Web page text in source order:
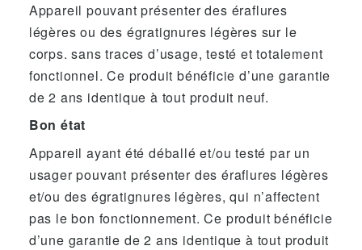
Appareil pouvant présenter des éraflures
légères ou des égratignures légères sur le
corps. sans traces d’usage, testé et totalement
fonctionnel. Ce produit bénéficie d’une garantie
de 2 ans identique à tout produit neuf.
Bon état
Appareil ayant été déballé et/ou testé par un
usager pouvant présenter des éraflures légères
et/ou des égratignures légères, qui n’affectent
pas le bon fonctionnement. Ce produit bénéficie
d’une garantie de 2 ans identique à tout produit